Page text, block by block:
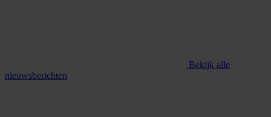
Bekijk alle
nieuwsberichten